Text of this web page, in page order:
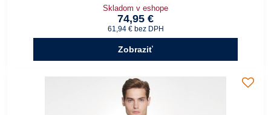
Skladom v eshope
74,95 €
61,94 € bez DPH
Zobraziť